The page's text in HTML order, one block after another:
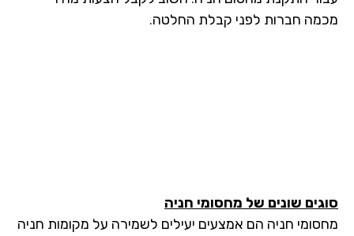
חברות לפני קבלת החלטה.
שונים של מחסומי חניה
חניה הם אמצעים יעילים לשמירה על מקומות חניה